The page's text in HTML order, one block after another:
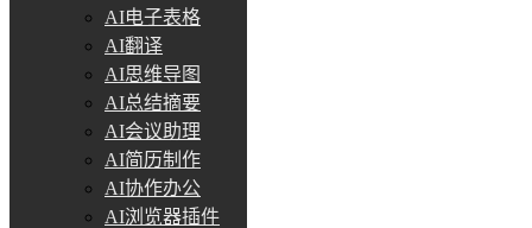
AI电子表格
AI翻译
AI思维导图
AI总结摘要
AI会议助理
AI简历制作
AI协作办公
AI浏览器插件